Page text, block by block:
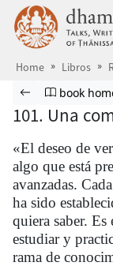
Skip to main
Home Libros
Browse book
Previous page
Go to
book
101. Una
«El deseo de
algo que está
avanzadas.
ha sido
quiera saber. Es
estudiar y
rama de